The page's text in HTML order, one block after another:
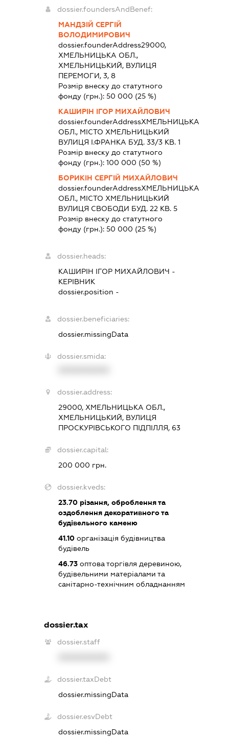
dossier.foundersAndBenef:
МАНДЗІЙ СЕРГІЙ
ВОЛОДИМИРОВИЧ
dossier.founderAddress29000,
ХМЕЛЬНИЦЬКА ОБЛ.,
ХМЕЛЬНИЦЬКИЙ, ВУЛИЦЯ
ПЕРЕМОГИ, 3, 8
Розмір внеску до статутного
фонду (грн.): 50 000 (25 %)
КАШИРІН ІГОР МИХАЙЛОВИЧ
dossier.founderAddressХМЕЛЬНИЦЬКА
ОБЛ., МІСТО ХМЕЛЬНИЦЬКИЙ
ВУЛИЦЯ І.ФРАНКА БУД. 33/3 КВ. 1
Розмір внеску до статутного
фонду (грн.): 100 000 (50 %)
БОРИКІН СЕРГІЙ МИХАЙЛОВИЧ
dossier.founderAddressХМЕЛЬНИЦЬКА
ОБЛ., МІСТО ХМЕЛЬНИЦЬКИЙ
ВУЛИЦЯ СВОБОДИ БУД. 22 КВ. 5
Розмір внеску до статутного
фонду (грн.): 50 000 (25 %)
dossier.heads:
КАШИРІН ІГОР МИХАЙЛОВИЧ -
КЕРІВНИК
dossier.position -
dossier.beneficiaries:
dossier.missingData
dossier.smida:
dossier.address:
29000, ХМЕЛЬНИЦЬКА ОБЛ.,
ХМЕЛЬНИЦЬКИЙ, ВУЛИЦЯ
ПРОСКУРІВСЬКОГО ПІДПІЛЛЯ, 63
dossier.capital:
200 000 грн.
dossier.kveds:
23.70різання, оброблення та
оздоблення декоративного та
будівельного каменю
41.10організація будівництва
будівель
46.73оптова торгівля деревиною,
будівельними матеріалами та
санітарно-технічним обладнанням
dossier.tax
dossier.staff
dossier.taxDebt
dossier.missingData
dossier.esvDebt
dossier.missingData